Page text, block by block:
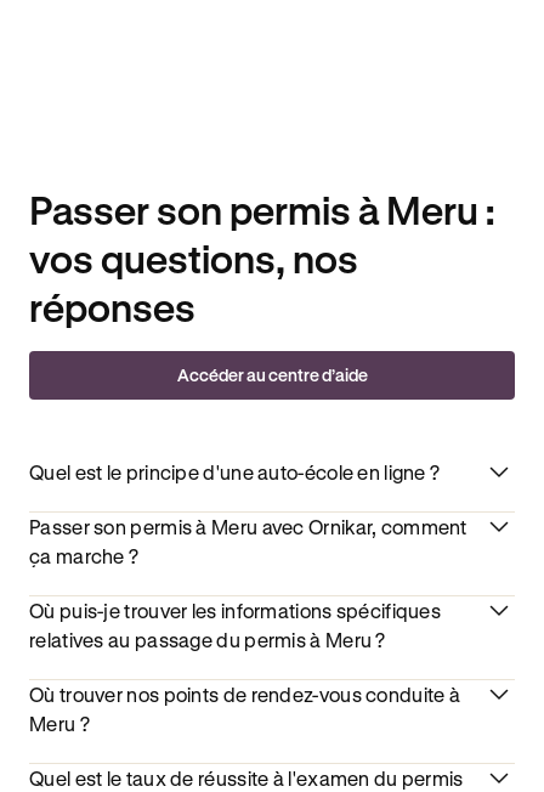
Passer son permis à Meru :
vos questions, nos
réponses
Accéder au centre d’aide
Quel est le principe d'une auto-école en ligne ?
Passer son permis à Meru avec Ornikar, comment
ça marche ?
Où puis-je trouver les informations spécifiques
relatives au passage du permis à Meru ?
Où trouver nos points de rendez-vous conduite à
Meru ?
Quel est le taux de réussite à l'examen du permis